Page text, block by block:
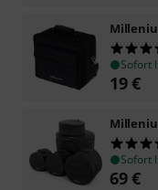
Sofort
19€
Sofort
69€